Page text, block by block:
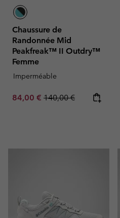
Chaussure de
Randonnée Mid
Peakfreak™ II Outdry™
Femme
Imperméable
Sale price:
84,00 € Regular price:
140,00 €